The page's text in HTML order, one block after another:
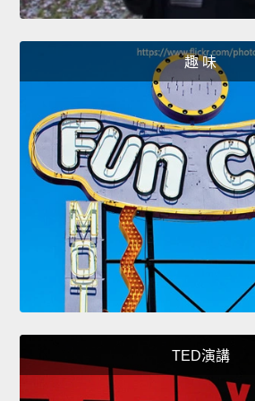
趣 味
TED演講